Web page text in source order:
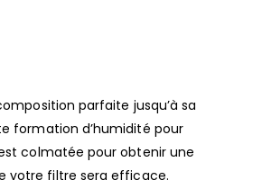
parfaite jusqu’à sa
formation d’humidité pour
colmatée pour obtenir une
votre filtre sera efficace.